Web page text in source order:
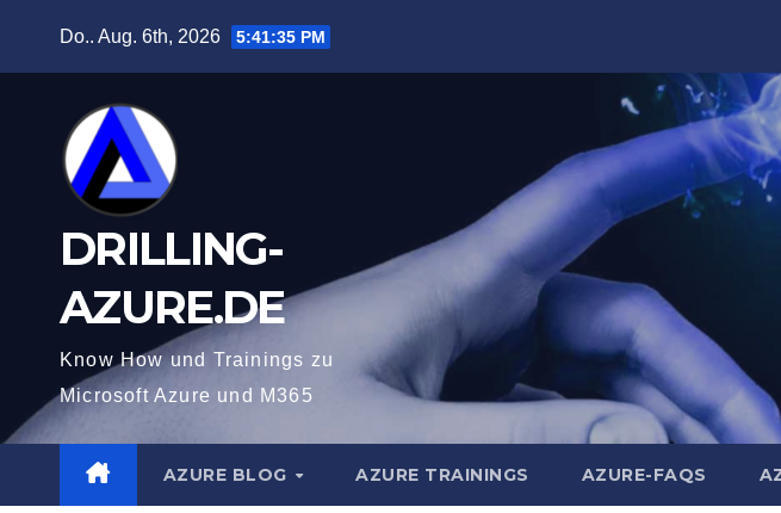
Do.. Aug. 6th, 2026 5:41:36 PM
DRILLING-
AZURE.DE
Know How und Trainings zu
Microsoft Azure und M365
AZURE BLOG AZURE TRAININGS AZURE-FAQS